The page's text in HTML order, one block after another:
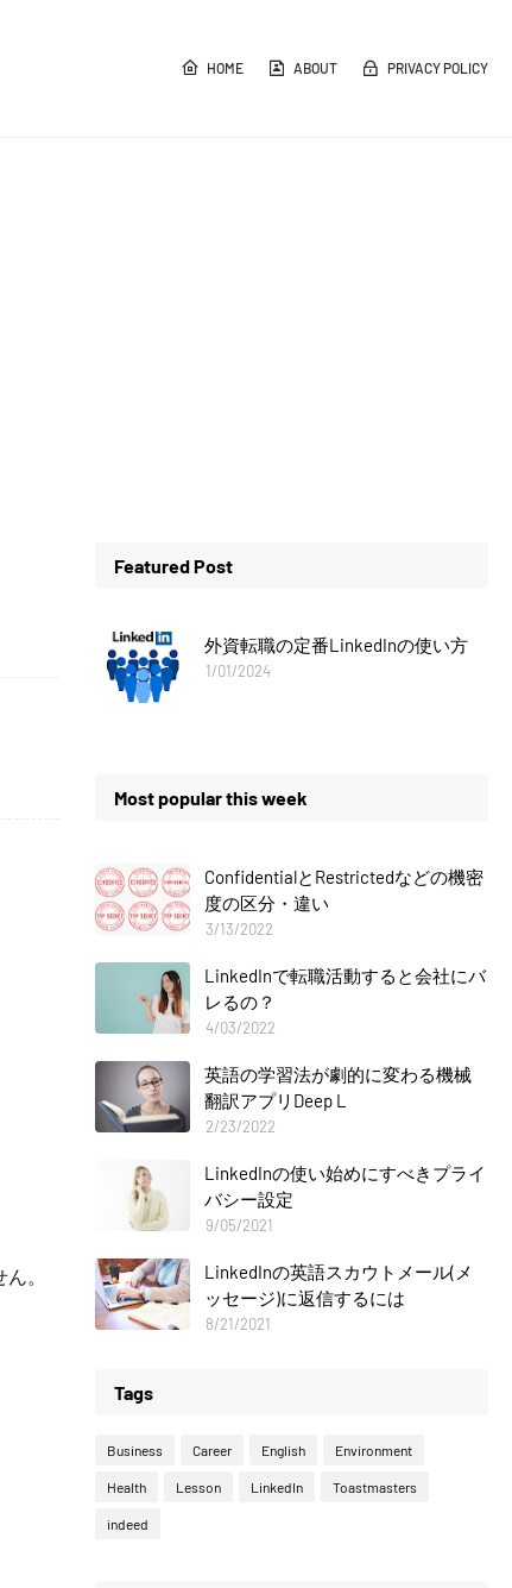
HOME ABOUT PRIVACY POLICY
。
Featured Post
外資転職の定番LinkedInの使い方
1/01/2024
Most popular this week
ConfidentialとRestrictedなどの機密
度の区分・違い
3/13/2022
LinkedInで転職活動すると会社にバ
レるの？
4/03/2022
英語の学習法が劇的に変わる機械
翻訳アプリDeep L
2/23/2022
LinkedInの使い始めにすべきプライ
バシー設定
9/05/2021
LinkedInの英語スカウトメール(メ
ッセージ)に返信するには
8/21/2021
Tags
Business Career English Environment
Health Lesson LinkedIn Toastmasters
indeed